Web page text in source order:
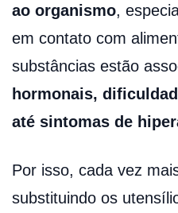
ao organismo,
em contato com
substâncias estão
hormonais,
até sintomas de
Por isso, cada vez
substituindo os